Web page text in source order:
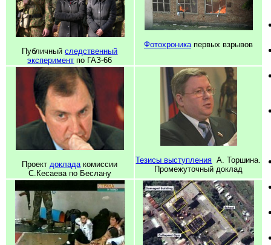
Публичныйследственный
эксперимент по ГАЗ-66
Фотохроникапервых взрывов
Проектдокладакомиссии
С.Кесаева по Беслану
Тезисы выступления А. Торшина.
Промежуточный доклад